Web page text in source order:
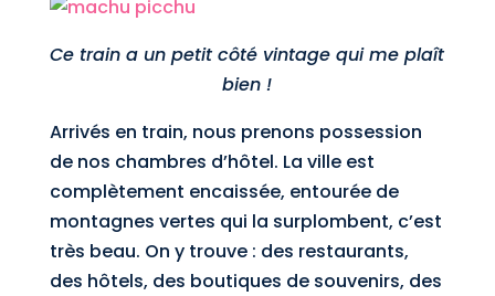
Ce train a un petit côté vintage qui me plaît
bien !
Arrivés en train, nous prenons possession
de nos chambres d’hôtel. La ville est
complètement encaissée, entourée de
montagnes vertes qui la surplombent, c’est
très beau. On y trouve : des restaurants,
des hôtels, des boutiques de souvenirs, des